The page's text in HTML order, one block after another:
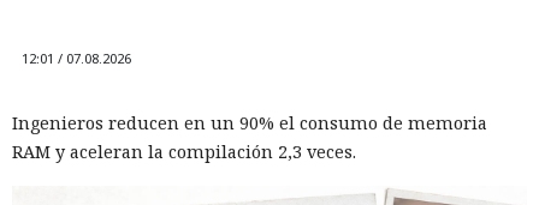
propietario resultó capaz de volver esas mismas funciones
especialistas de la empresa Zenity mostraron cómo el
navegador Atlas de OpenAI fue engañado para enviar
mensajes a contactos de WhatsApp y gestionar compras en
12:01 / 07.08.2026
Ingenieros reducen en un 90% el consumo de memoria
RAM y aceleran la compilación 2,3 veces.